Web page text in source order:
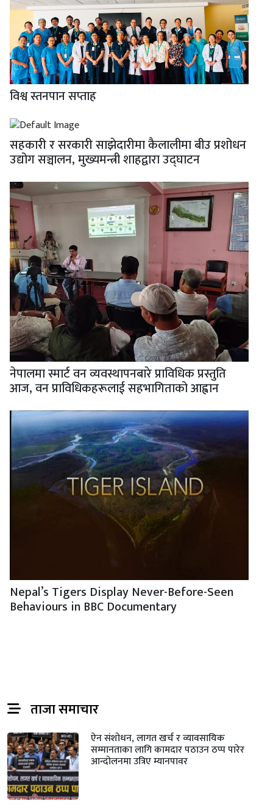
विश्व स्तनपान सप्ताह
सहकारी र सरकारी साझेदारीमा कैलालीमा बीउ प्रशोधन
उद्योग सञ्चालन, मुख्यमन्त्री शाहद्वारा उद्घाटन
नेपालमा स्मार्ट वन व्यवस्थापनबारे प्राविधिक प्रस्तुति
आज, वन प्राविधिकहरूलाई सहभागिताको आह्वान
Nepal’s Tigers Display Never-Before-Seen
Behaviours in BBC Documentary
ताजा समाचार
ऐन संशोधन, लागत खर्च र व्यावसायिक
सम्मानताका लागि कामदार पठाउन ठप्प पारेर
आन्दोलनमा उत्रिए म्यानपावर